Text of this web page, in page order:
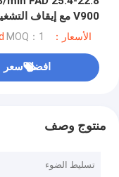
V900 مع إيقاف التشغيل التلقائي
الأسعار：be negotiabled MOQ：1
افضل سعر
منتوج وصف
تسليط الضوء